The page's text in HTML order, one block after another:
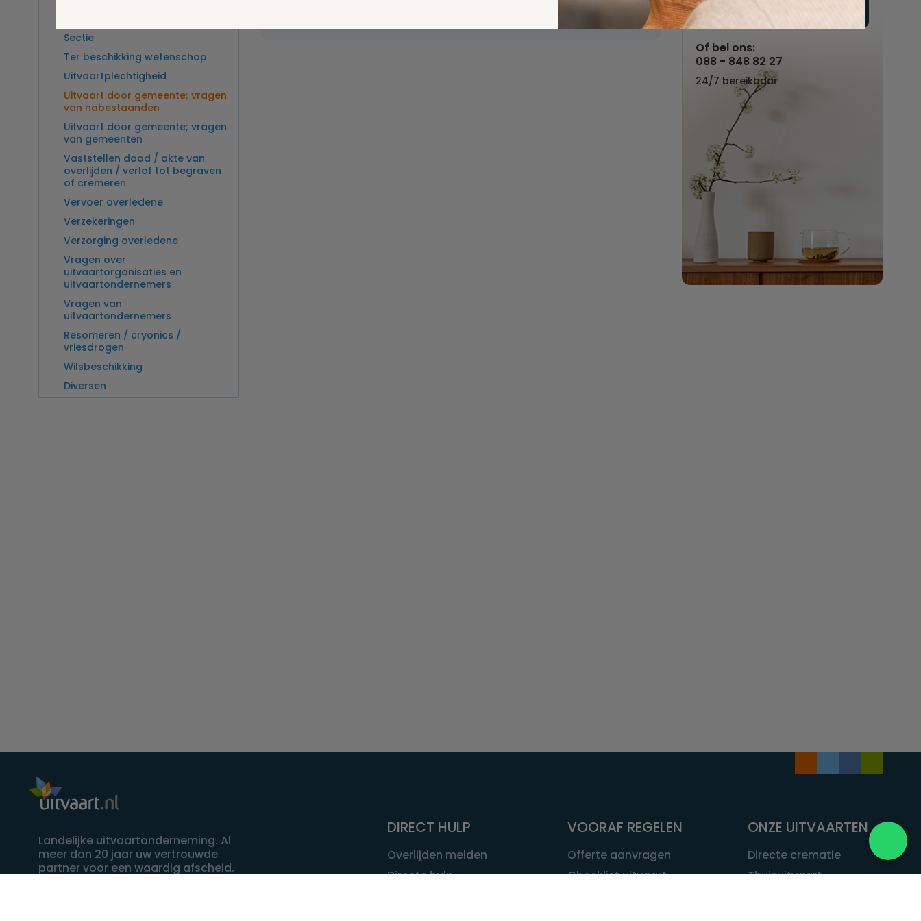
Sectie
Ter beschikking wetenschap
Uitvaartplechtigheid
Uitvaart door gemeente; vragen
van nabestaanden
Uitvaart door gemeente; vragen
van gemeenten
Vaststellen dood / akte van
overlijden / verlof tot begraven
of cremeren
Vervoer overledene
Verzekeringen
Verzorging overledene
Vragen over
uitvaartorganisaties en
uitvaartondernemers
Vragen van
uitvaartondernemers
Resomeren / cryonics /
vriesdrogen
Wilsbeschikking
Diversen
Vul hier uw wensen in
Of bel ons:
088 - 848 82 27
24/7 bereikbaar
Landelijke uitvaartonderneming. Al
meer dan 20 jaar uw vertrouwde
partner voor een waardig afscheid.
DIRECT HULP
Overlijden melden
Directe hulp
VOORAF REGELEN
Offerte aanvragen
Checklist uitvaart
ONZE UITVAARTEN
Directe crematie
Thuisuitvaart